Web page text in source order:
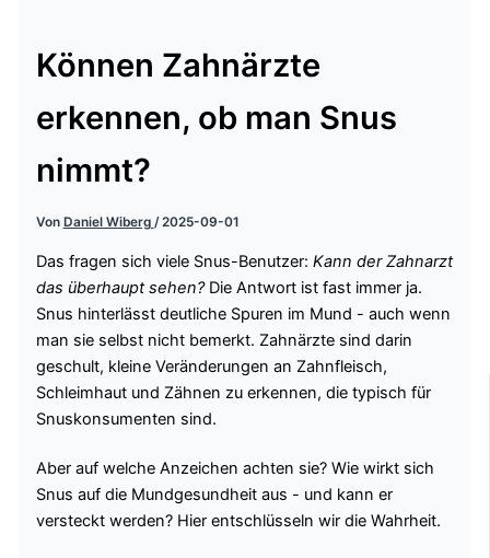
Können Zahnärzte
erkennen, ob man Snus
nimmt?
Von Daniel Wiberg /2025-09-01
Das fragen sich viele Snus-Benutzer: Kann der Zahnarzt
das überhaupt sehen?Die Antwort ist fast immer ja.
Snus hinterlässt deutliche Spuren im Mund - auch wenn
man sie selbst nicht bemerkt. Zahnärzte sind darin
geschult, kleine Veränderungen an Zahnfleisch,
Schleimhaut und Zähnen zu erkennen, die typisch für
Snuskonsumenten sind.
Aber auf welche Anzeichen achten sie? Wie wirkt sich
Snus auf die Mundgesundheit aus - und kann er
versteckt werden? Hier entschlüsseln wir die Wahrheit.